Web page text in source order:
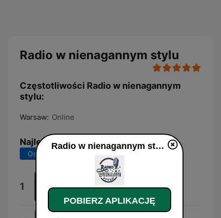
Radio w nienagannym stylu
Częstotliwości Radio w nienagannym
stylu:
Warsaw: Online
Najlepsze piosenki
Ostatnie 7 dni Ostatnie 30 dni
1
Radio w nienagannym stylu na żywo
POBIERZ APLIKACJĘ